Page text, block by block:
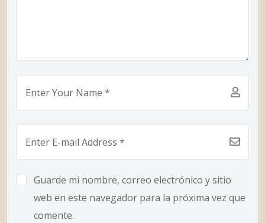
Guarde mi nombre, correo electrónico y sitio
web en este navegador para la próxima vez que
comente.